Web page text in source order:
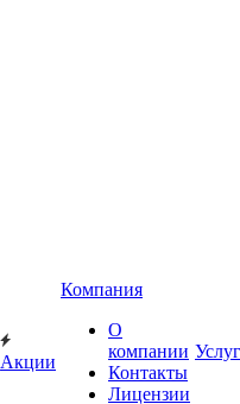
Акции
Компания
О
компании
Контакты
Лицензии